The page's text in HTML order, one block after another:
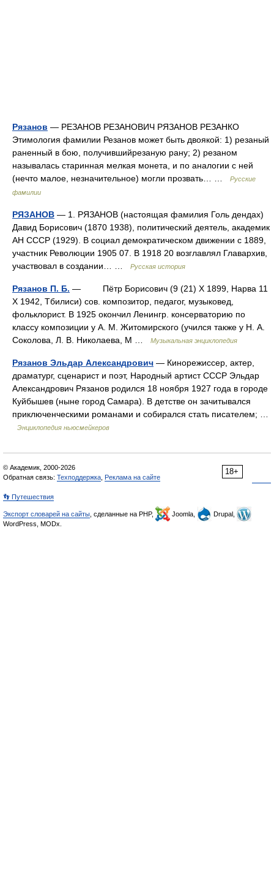
Рязанов — РЕЗАНОВ РЕЗАНОВИЧ РЯЗАНОВ РЕЗАНКО
Этимология фамилии Резанов может быть двоякой: 1) резаный
раненный в бою, получившийрезаную рану; 2) резаном
называлась старинная мелкая монета, и по аналогии с ней
(нечто малое, незначительное) могли прозвать… …
Русские
фамилии
РЯЗАНОВ — 1. РЯЗАНОВ (настоящая фамилия Голь дендах)
Давид Борисович (1870 1938), политический деятель, академик
АН СССР (1929). В социал демократическом движении с 1889,
участник Революции 1905 07. В 1918 20 возглавлял Главархив,
участвовал в создании… …
Русская история
Рязанов П. Б. — Пётр Борисович (9 (21) X 1899, Нарва 11
X 1942, Тбилиси) сов. композитор, педагог, музыковед,
фольклорист. В 1925 окончил Ленингр. консерваторию по
классу композиции у A. M. Житомирского (учился также у Н. А.
Соколова, Л. В. Николаева, М …
Музыкальная энциклопедия
Рязанов Эльдар Александрович — Кинорежиссер, актер,
драматург, сценарист и поэт, Народный артист СССР Эльдар
Александрович Рязанов родился 18 ноября 1927 года в городе
Куйбышев (ныне город Самара). В детстве он зачитывался
приключенческими романами и собирался стать писателем; …
Энциклопедия ньюсмейкеров
18+
© Академик, 2000-2026
Обратная связь: Техподдержка Реклама на сайте
👣 Путешествия
Экспорт словарей на сайты , сделанные на PHP, Joomla,
Drupal,
WordPress, MODx.